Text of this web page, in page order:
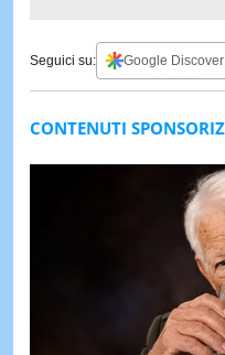
Seguici su: Google Discover